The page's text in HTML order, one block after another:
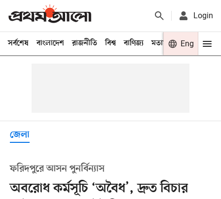
Login
সর্বশেষ বাংলাদেশ রাজনীতি বিশ্ব বাণিজ্য মতামত খেলা
Eng
জেলা
ফরিদপুরে আসন পুনর্বিন্যাস
অবরোধ কর্মসূচি ‘অবৈধ’, দ্রুত বিচার